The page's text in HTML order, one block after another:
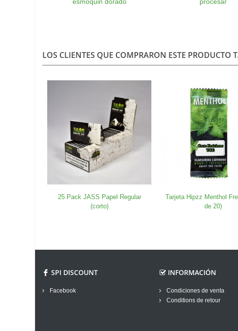
LOS CLIENTES QUE COMPRARON ESTE PRODUCTO
25 Pack JASS Papel Regular
(corto)
Tarjeta Hipzz Menthol
de 20)
SPI DISCOUNT
Facebook
INFORMACIÓN
Condiciones de venta
Conditions de retour